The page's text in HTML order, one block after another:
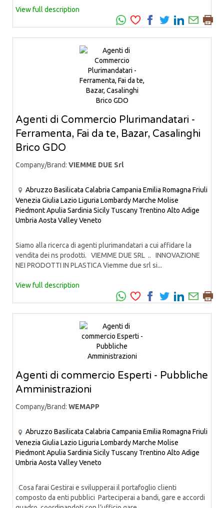
View full description
Agenti di Commercio Plurimandatari -
Ferramenta, Fai da te, Bazar, Casalinghi
Brico GDO
Company/Brand: VIEMME DUE Srl
Abruzzo Basilicata Calabria Campania Emilia Romagna Friuli
Venezia Giulia Lazio Liguria LombardyMarche Molise
PiedmontApulia Sardinia Sicily Tuscany Trentino Alto Adige
Umbria Aosta ValleyVeneto
Siamo alla ricerca di agenti plurimandatari a cui affidare la
vendita dei ns prodotti. VIEMME DUE SRL .. INNOVAZIONE
NEI PRODOTTI IN PLASTICA Viemme due srl si...
View full description
Agenti di commercio Esperti - Pubbliche
Amministrazioni
Company/Brand: WEMAPP
Abruzzo Basilicata Calabria Campania Emilia Romagna Friuli
Venezia Giulia Lazio Liguria LombardyMarche Molise
PiedmontApulia Sardinia Sicily Tuscany Trentino Alto Adige
Umbria Aosta ValleyVeneto
Cosa farai Gestirai e svilupperai il portafoglio clienti
composto da enti pubblici Parteciperai a bandi, gare e accordi